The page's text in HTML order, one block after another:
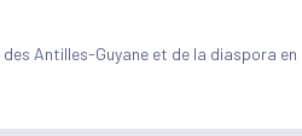
Antilles-Guyane et de la diaspora en